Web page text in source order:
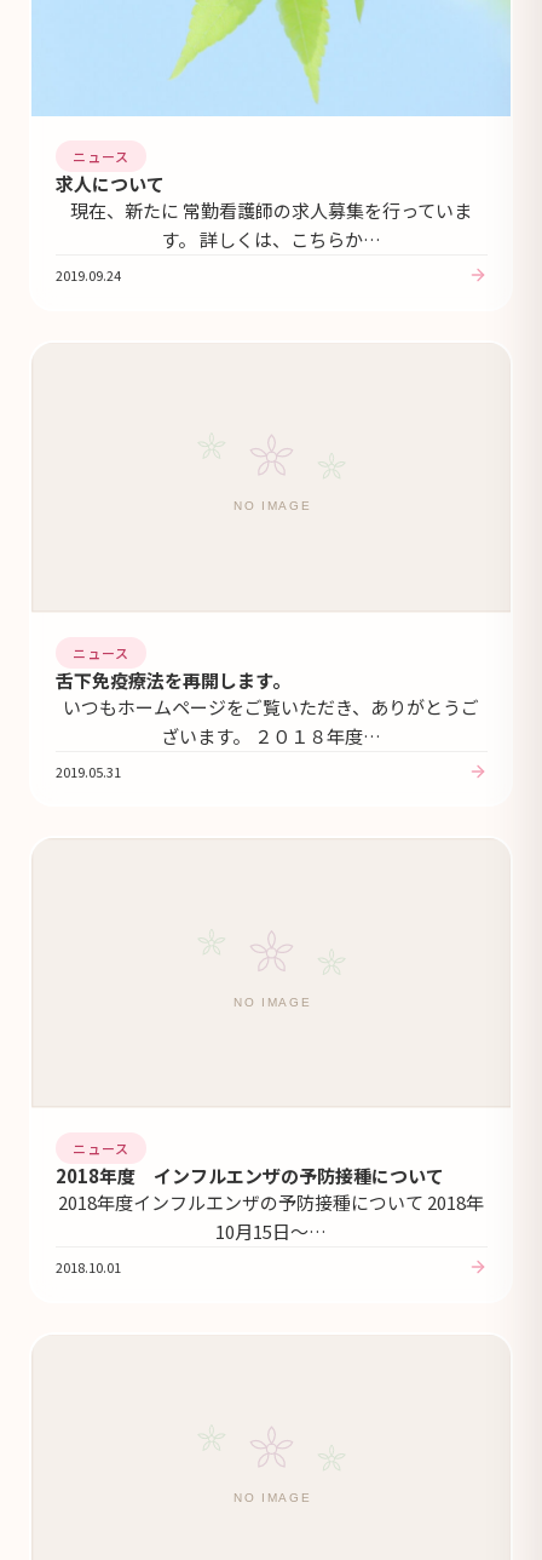
ニュース
求人について
現在、新たに 常勤看護師の求人募集を行っていま
す。 詳しくは、こちらか…
2019.09.24
ニュース
舌下免疫療法を再開します。
いつもホームページをご覧いただき、ありがとうご
ざいます。 ２０１８年度…
2019.05.31
ニュース
2018年度 インフルエンザの予防接種について
2018年度インフルエンザの予防接種について 2018年
10月15日～…
2018.10.01